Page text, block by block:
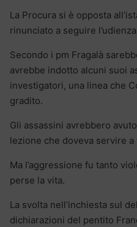
La Procura si è opposta
rinunciato a seguire
Secondo i pm Fragalà
avrebbe indotto alcuni suoi
investigatori, una linea che
gradito.
Gli assassini avrebbero
lezione che doveva servire
Ma l’aggressione fu tanto
perse la vita.
La svolta nell’inchiesta sul
dichiarazioni del pentito